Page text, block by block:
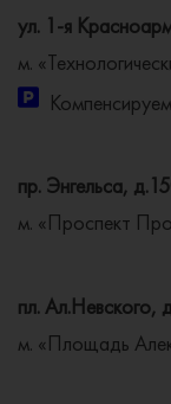
ул. 1-я
м.
пр. Энгельса,
м. «Проспект
пл. Ал.Невского,
м. «Площадь